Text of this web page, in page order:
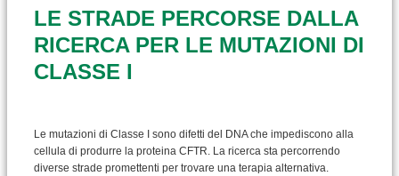
LE STRADE PERCORSE DALLA
RICERCA PER LE MUTAZIONI DI
CLASSE I
Le mutazioni di Classe I sono difetti del DNA che impediscono alla
cellula di produrre la proteina CFTR. La ricerca sta percorrendo
diverse strade promettenti per trovare una terapia alternativa.